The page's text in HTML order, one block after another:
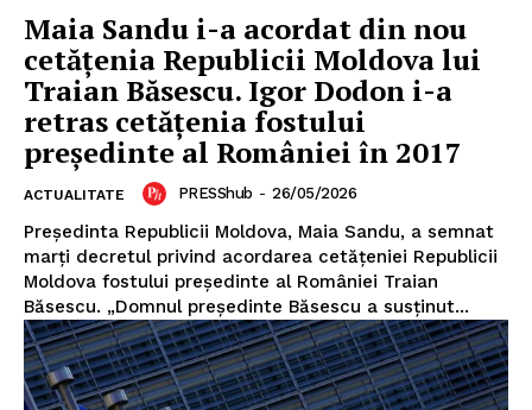
Un proiect
FREEDOM HOUSE ROMÂNIA
PRESShub
Despre noi / Echipa
Proiecte editoriale
Rețea
Maia Sandu i-a acordat din nou
cetățenia Republicii Moldova lui
Traian Băsescu. Igor Dodon i-a
retras cetățenia fostului
președinte al României în 2017
ACTUALITATE PRESShub - 26/05/2026
Președinta Republicii Moldova, Maia Sandu, a semnat
marți decretul privind acordarea cetățeniei Republicii
Moldova fostului președinte al României Traian
Băsescu. „Domnul președinte Băsescu a susținut...